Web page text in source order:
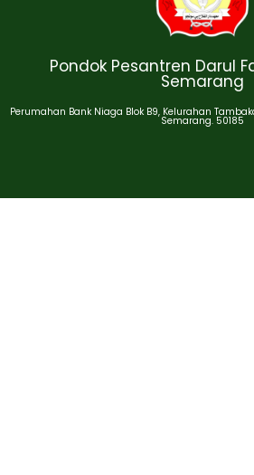
Pondok Pesantren Darul
Semarang
Perumahan Bank Niaga Blok B9, Kelurahan
Semarang. 50185